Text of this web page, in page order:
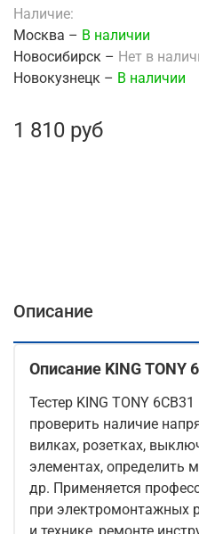
1 810 руб
Наличие:
Москва – В наличии
Новосибирск – Нет в
Новокузнецк – В наличии
Описание
Описание KING TONY
Тестер KING TONY
проверить наличие
вилках, розетках,
элементах, определить
др. Применяется
при электромонтажных